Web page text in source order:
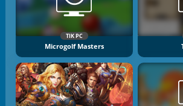
TIK PC
Microgolf Masters